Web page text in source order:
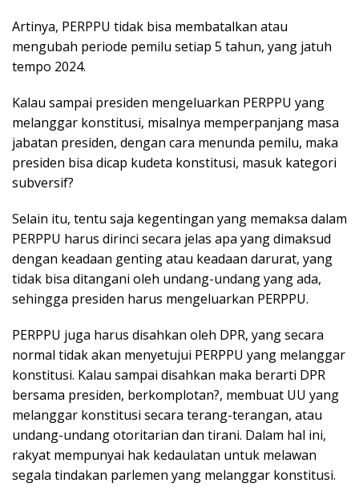
Artinya, PERPPU tidak bisa membatalkan atau
mengubah periode pemilu setiap 5 tahun, yang jatuh
tempo 2024.
Kalau sampai presiden mengeluarkan PERPPU yang
melanggar konstitusi, misalnya memperpanjang masa
jabatan presiden, dengan cara menunda pemilu, maka
presiden bisa dicap kudeta konstitusi, masuk kategori
subversif?
Selain itu, tentu saja kegentingan yang memaksa dalam
PERPPU harus dirinci secara jelas apa yang dimaksud
dengan keadaan genting atau keadaan darurat, yang
tidak bisa ditangani oleh undang-undang yang ada,
sehingga presiden harus mengeluarkan PERPPU.
PERPPU juga harus disahkan oleh DPR, yang secara
normal tidak akan menyetujui PERPPU yang melanggar
konstitusi. Kalau sampai disahkan maka berarti DPR
bersama presiden, berkomplotan?, membuat UU yang
melanggar konstitusi secara terang-terangan, atau
undang-undang otoritarian dan tirani. Dalam hal ini,
rakyat mempunyai hak kedaulatan untuk melawan
segala tindakan parlemen yang melanggar konstitusi.